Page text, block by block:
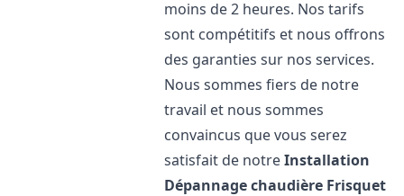
moins de 2 heures. Nos tarifs
sont compétitifs et nous offrons
des garanties sur nos services.
Nous sommes fiers de notre
travail et nous sommes
convaincus que vous serez
satisfait de notreInstallation
Dépannage chaudière Frisquet